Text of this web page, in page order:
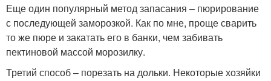
Еще один популярный метод запасания – пюрирование
с последующей заморозкой. Как по мне, проще сварить
то же пюре и закатать его в банки, чем забивать
пектиновой массой морозилку.
Третий способ – порезать на дольки. Некоторые хозяйки